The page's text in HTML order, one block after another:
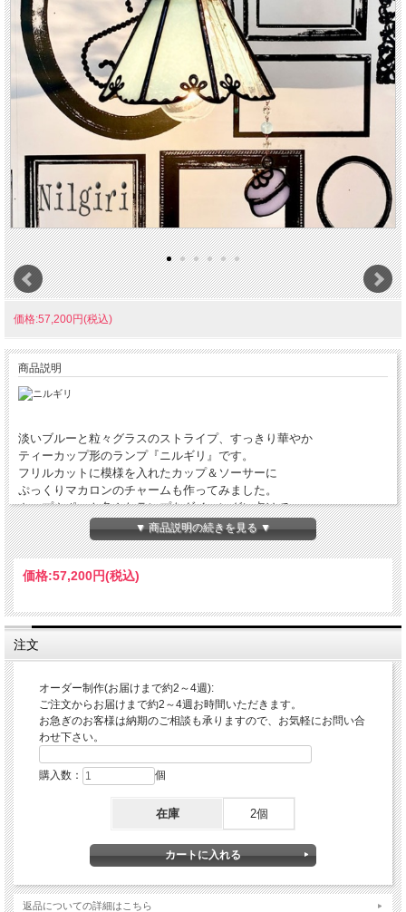
価格:57,200円(税込)
商品説明
淡いブルーと粒々グラスのストライプ、すっきり華やか
ティーカップ形のランプ『ニルギリ』です。
フリルカットに模様を入れたカップ＆ソーサーに
ぷっくりマカロンのチャームも作ってみました。
カップやポット色んなランプをダイニングに点けて
ティーパーティーはいかがですか。
お揃いの『ペンダント・ルフナ』はこちら。
◆シェード直径：150mm
◆全長＝約740mm（コード/チェーンの長さ約500mm)
◆コード/チェーンの長さ変更可能です。
◆重さ：約750g
◆素材：シェード(ガラス)
◆仕様：E17 40W球(MAX100W)
◆ライティングレールへの取り付け可能です。
◆送料ランクA
◆ウィッチーズキッチンの照明は全て作家が作るオリジナルデザイ
ン。
ドイツ、フランス、アメリカ生まれの美しいグラスのみを厳選し、
一点一点全て作家自身の確かな技術で作り出すハンドメイド作品で
他では見られないキュートでロマンチックなランプをお楽しみくだ
おしゃれ シーリングライト フレンチ ランプ レトロ 照明 可愛い スイ
▼ 商品説明の続きを見る ▼
価格:57,200円(税込)
注文
オーダー制作(お届けまで約2～4週):
ご注文からお届けまで約2～4週お時間いただきます。
お急ぎのお客様は納期のご相談も承りますので、お気軽にお問い合
わせ下さい。
購入数： 個
在庫 2個
返品についての詳細はこちら